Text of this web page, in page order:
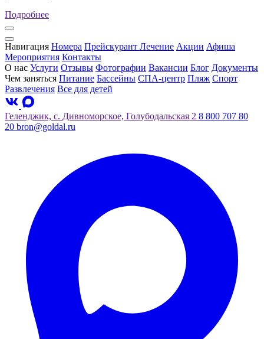
Подробнее
Навигация Номера Прейскурант Лечение Акции Афиша
Мероприятия Контакты
О нас Услуги Отзывы Фотографии Вакансии Блог Документы
Чем заняться Питание Бассейны СПА-центр Пляж Спорт
Развлечения Все для детей
Геленджик, с. Дивноморское, Голубодальская 2 8 800 707 80
20 bron@goldal.ru